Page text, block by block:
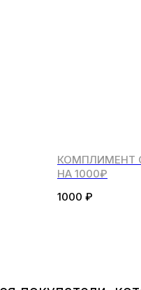
КОМПЛИМЕНТ
НА 1000₽
1000 ₽